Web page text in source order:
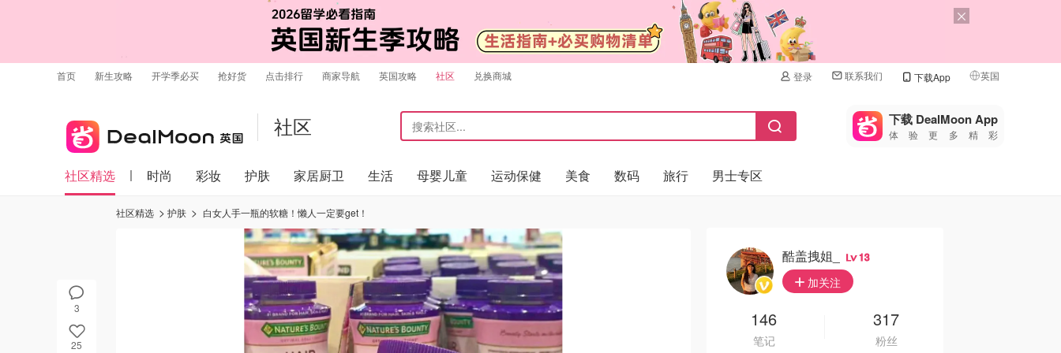
首页 新生攻略 开学季必买 抢好货 点击排行 商家导航 英国攻略 社区 兑换商城 登录 联系我们 下载App 英国
🇺🇸
🇨🇳 中国
🇮🇹
社区 下载 DealMoon App
体验更多精彩
社区精选 时尚 彩妆 护肤 家居厨卫 生活 母婴儿童 运动保健 美食 数码 旅行 男士专区
3
25
社区精选 护肤 白女人手一瓶的软糖！懒人一定要get！
酷盖拽姐_ 13
加关注
146
笔记
317
粉丝